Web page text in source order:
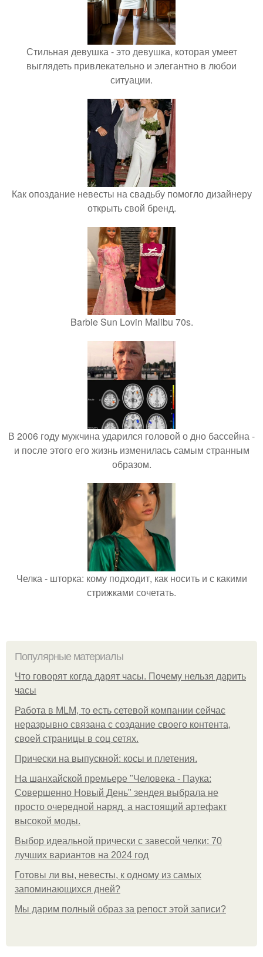
Стильная девушка - это девушка, которая умеет
выглядеть привлекательно и элегантно в любои
ситуации.
Как опоздание невесты на свадьбу помогло дизайнеру
открыть свой бренд.
Barbie Sun Lovin Malibu 70s.
В 2006 году мужчина ударился головой о дно бассейна -
и после этого его жизнь изменилась самым странным
образом.
Челка - шторка: кому подходит, как носить и с какими
стрижками сочетать.
Популярные материалы
Что говорят когда дарят часы. Почему нельзя дарить
часы
Работа в MLM, то есть сетевой компании сейчас
неразрывно связана с создание своего контента,
своей страницы в соц сетях.
Прически на выпускной: косы и плетения.
На шанхайской премьере "Человека - Паука:
Совершенно Новый День" зендея выбрала не
просто очередной наряд, а настоящий артефакт
высокой моды.
Выбор идеальной прически с завесой челки: 70
лучших вариантов на 2024 год
Готовы ли вы, невесты, к одному из самых
запоминающихся дней?
Мы дарим полный образ за репост этой записи?